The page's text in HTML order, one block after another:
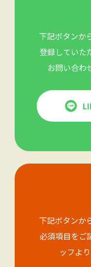
下記ボタンか
登録していた
お問い合わ
下記ボタンか
必須項目をご
ッフよ